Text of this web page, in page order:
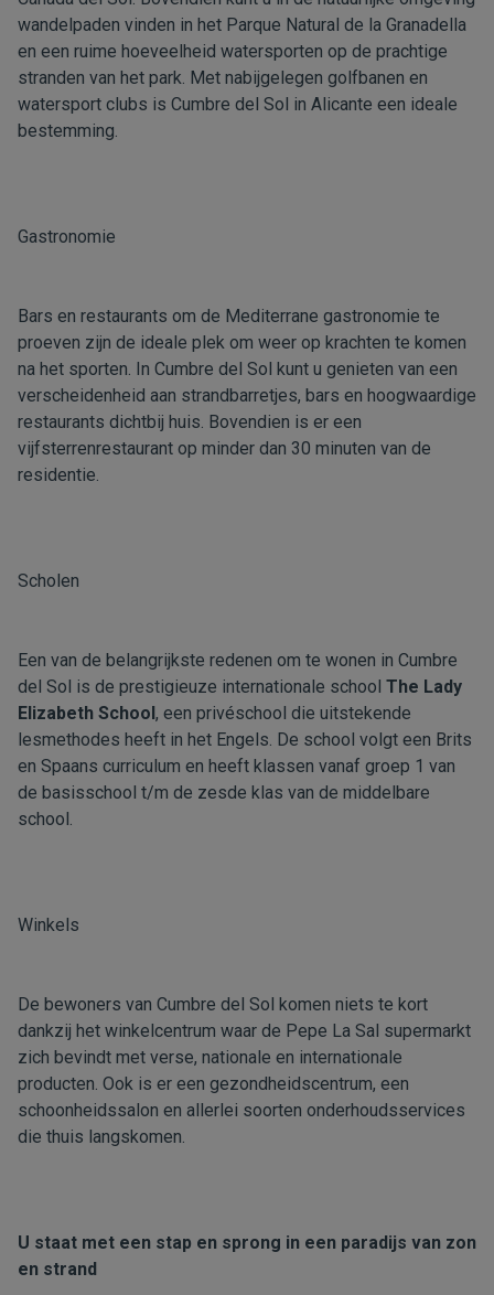
wandelpaden vinden in het Parque Natural de la Granadella
en een ruime hoeveelheid watersporten op de prachtige
stranden van het park. Met nabijgelegen golfbanen en
watersport clubs is Cumbre del Sol in Alicante een ideale
bestemming.
Gastronomie
Bars en restaurants om de Mediterrane gastronomie te
proeven zijn de ideale plek om weer op krachten te komen
na het sporten. In Cumbre del Sol kunt u genieten van een
verscheidenheid aan strandbarretjes, bars en hoogwaardige
restaurants dichtbij huis. Bovendien is er een
vijfsterrenrestaurant op minder dan 30 minuten van de
residentie.
Scholen
Een van de belangrijkste redenen om te wonen in Cumbre
del Sol is de prestigieuze internationale school The Lady
Elizabeth School, een privéschool die uitstekende
lesmethodes heeft in het Engels. De school volgt een Brits
en Spaans curriculum en heeft klassen vanaf groep 1 van
de basisschool t/m de zesde klas van de middelbare
school.
Winkels
De bewoners van Cumbre del Sol komen niets te kort
dankzij het winkelcentrum waar de Pepe La Sal supermarkt
zich bevindt met verse, nationale en internationale
producten. Ook is er een gezondheidscentrum, een
schoonheidssalon en allerlei soorten onderhoudsservices
die thuis langskomen.
U staat met een stap en sprong in een paradijs van zon
en strand